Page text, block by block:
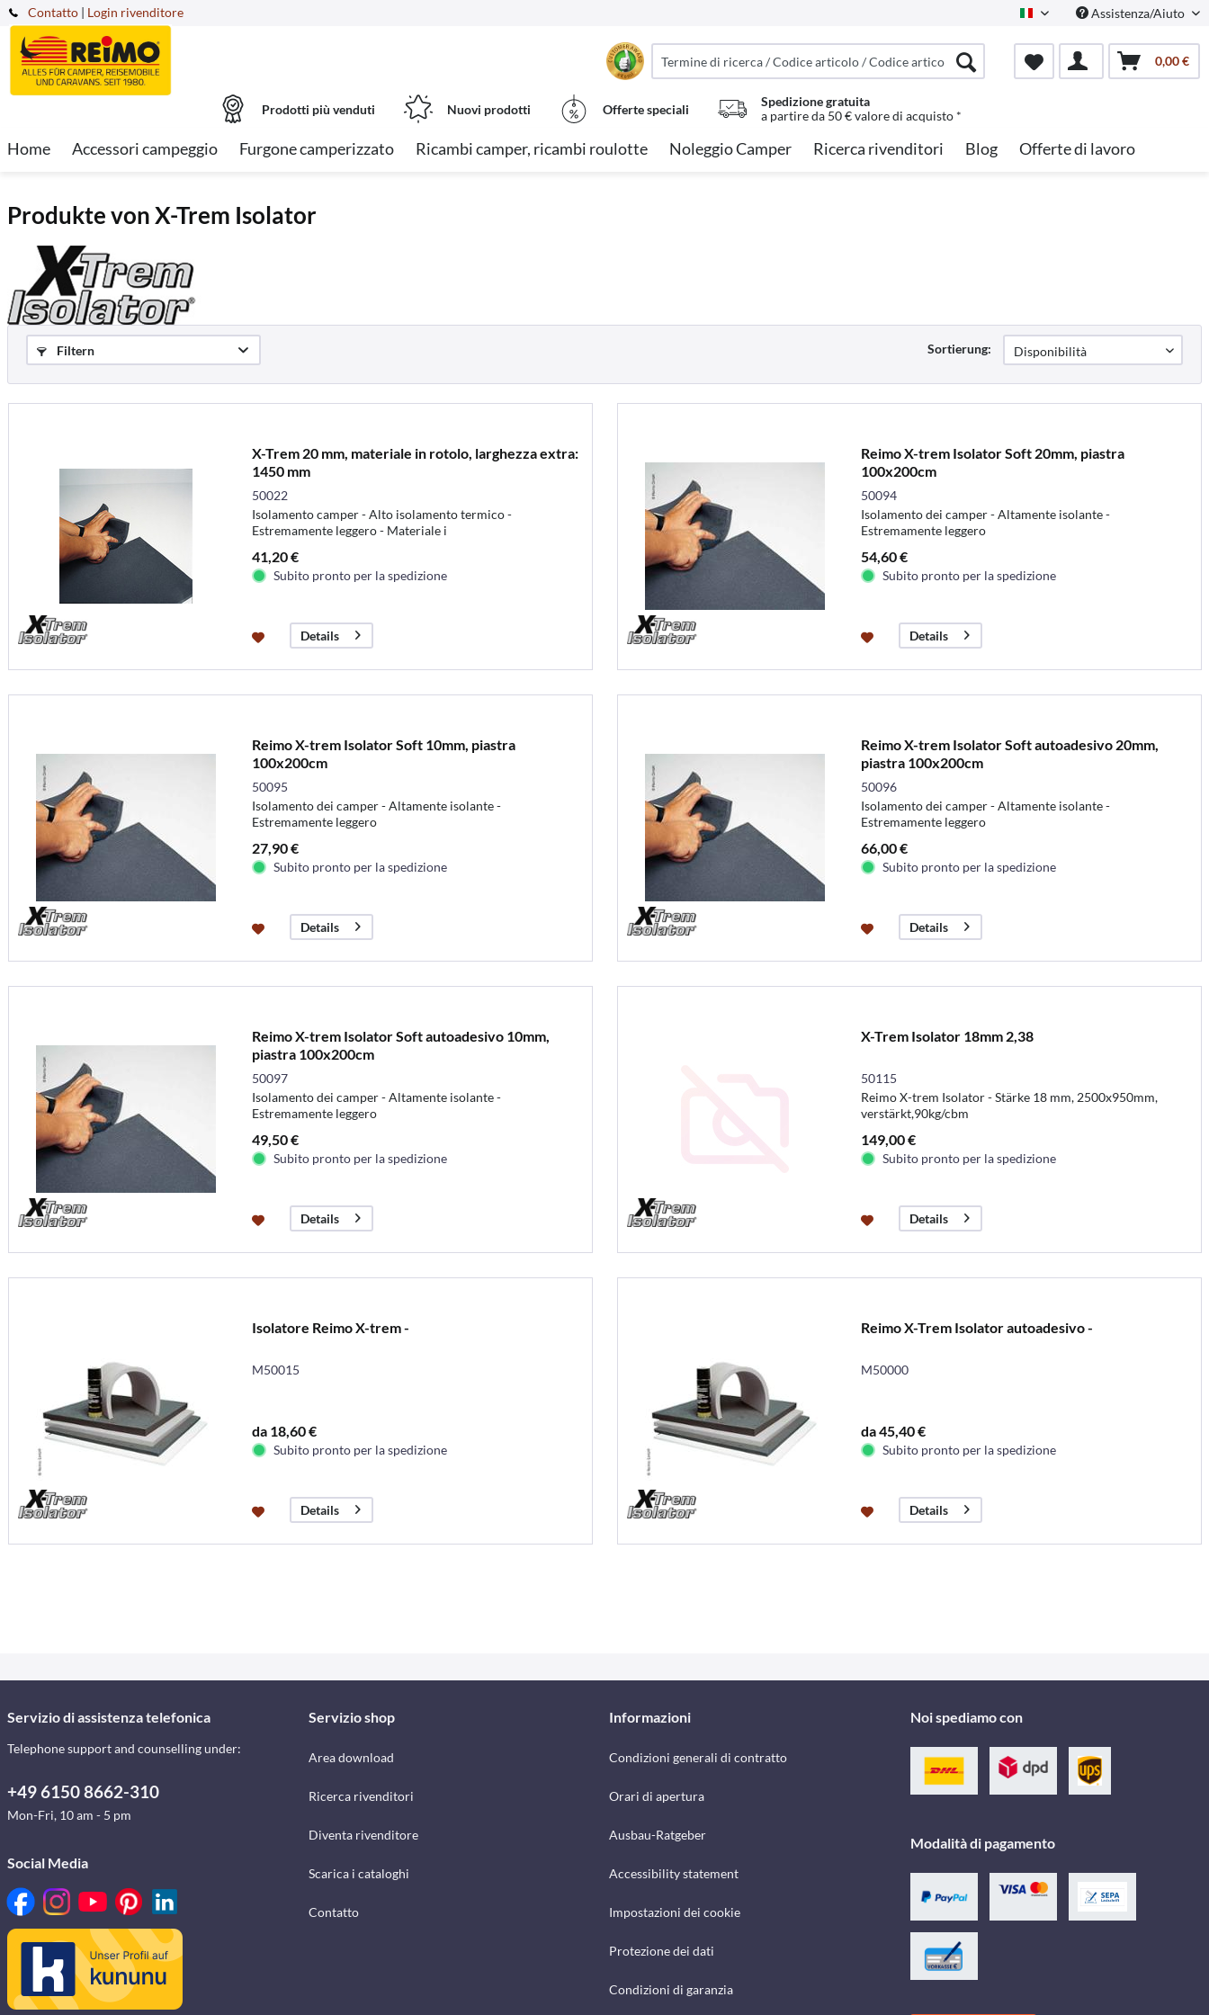
Contatto Italian Assistenza/Aiuto
| Login rivenditore
0,00 €
Prodotti più venduti Nuovi prodotti Offerte speciali
Spedizione gratuita
a partire da 50 € valore di acquisto *
Home Accessori campeggio Furgone camperizzato Ricambi camper, ricambi roulotte Noleggio Camper Ricerca rivenditori Blog Offerte di lavoro
Produkte von X-Trem Isolator
Filtern Sortierung:
X-Trem 20 mm, materiale in rotolo, larghezza extra:
1450 mm
50022
Isolamento camper - Alto isolamento termico -
Estremamente leggero - Materiale i
41,20 €
Subito pronto per la spedizione
Details
Reimo X-trem Isolator Soft 20mm, piastra
100x200cm
50094
Isolamento dei camper - Altamente isolante -
Estremamente leggero
54,60 €
Subito pronto per la spedizione
Details
Reimo X-trem Isolator Soft 10mm, piastra
100x200cm
50095
Isolamento dei camper - Altamente isolante -
Estremamente leggero
27,90 €
Subito pronto per la spedizione
Details
Reimo X-trem Isolator Soft autoadesivo 20mm,
piastra 100x200cm
50096
Isolamento dei camper - Altamente isolante -
Estremamente leggero
66,00 €
Subito pronto per la spedizione
Details
Reimo X-trem Isolator Soft autoadesivo 10mm,
piastra 100x200cm
50097
Isolamento dei camper - Altamente isolante -
Estremamente leggero
49,50 €
Subito pronto per la spedizione
Details
X-Trem Isolator 18mm 2,38
50115
Reimo X-trem Isolator - Stärke 18 mm, 2500x950mm,
verstärkt,90kg/cbm
149,00 €
Subito pronto per la spedizione
Details
Isolatore Reimo X-trem -
M50015
da 18,60 €
Subito pronto per la spedizione
Details
Reimo X-Trem Isolator autoadesivo -
M50000
da 45,40 €
Subito pronto per la spedizione
Details
Servizio di assistenza telefonica
Telephone support and counselling under:
+49 6150 8662-310
Mon-Fri, 10 am - 5 pm
Social Media
Servizio shop
Area download
Ricerca rivenditori
Diventa rivenditore
Scarica i cataloghi
Contatto
Informazioni
Condizioni generali di contratto
Orari di apertura
Ausbau-Ratgeber
Accessibility statement
Impostazioni dei cookie
Protezione dei dati
Condizioni di garanzia
Noi spediamo con
Modalità di pagamento